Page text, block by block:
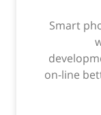
Smart
on-line